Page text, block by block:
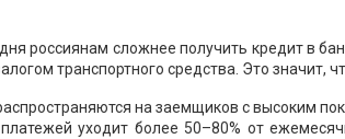
россиянам сложнее получить кредит в
транспортного средства. Это значит,
на заемщиков с высоким
уходит более 50–80% от